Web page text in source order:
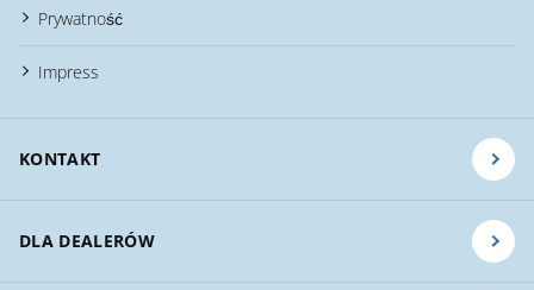
Prywatność
Impress
KONTAKT
DLA DEALERÓW